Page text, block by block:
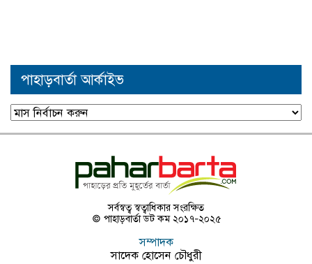
পাহাড়বার্তা আর্কাইভ
পাহাড়বার্তা
আর্কাইভ
সর্বস্বত্ব স্বত্বাধিকার সংরক্ষিত
© পাহাড়বার্তা ডট কম ২০১৭-২০২৫
সম্পাদক
সাদেক হোসেন চৌধুরী